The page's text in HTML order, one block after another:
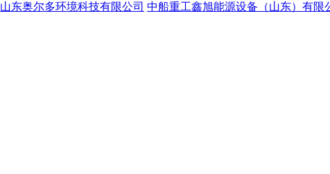
山东奥尔多环境科技有限公司 中船重工鑫旭能源设备（山东）有限